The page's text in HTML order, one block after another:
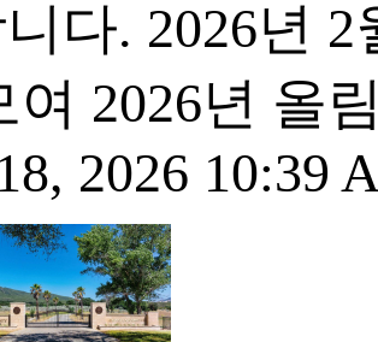
다. 2026년
여 2026년 올
2026 10:39